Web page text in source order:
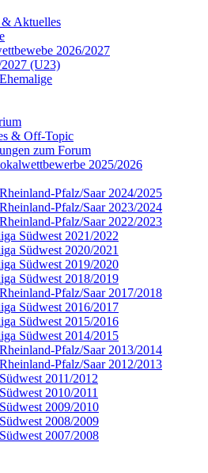
& Aktuelles
2026/2027
(U23)
& Off-Topic
zum Forum
2025/2026
Pfalz/Saar 2024/2025
Pfalz/Saar 2023/2024
Pfalz/Saar 2022/2023
Südwest 2021/2022
Südwest 2020/2021
Südwest 2019/2020
Südwest 2018/2019
Pfalz/Saar 2017/2018
Südwest 2016/2017
Südwest 2015/2016
Südwest 2014/2015
Pfalz/Saar 2013/2014
Pfalz/Saar 2012/2013
2011/2012
2010/2011
2009/2010
2008/2009
2007/2008